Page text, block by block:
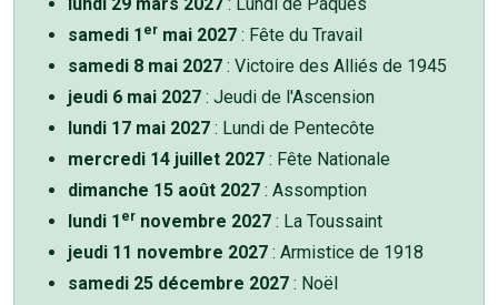
samedi 1 er mai 2027 : Fête du Travail
samedi 8 mai 2027 : Victoire des Alliés de 1945
jeudi 6 mai 2027 : Jeudi de l'Ascension
lundi 17 mai 2027 : Lundi de Pentecôte
mercredi 14 juillet 2027 : Fête Nationale
dimanche 15 août 2027 : Assomption
lundi 1 er novembre 2027 : La Toussaint
jeudi 11 novembre 2027 : Armistice de 1918
samedi 25 décembre 2027 : Noël